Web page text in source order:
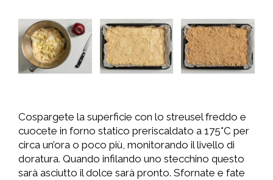
Cospargete la superficie con lo streusel freddo e
cuocete in forno statico preriscaldato a 175°C per
circa un’ora o poco più, monitorando il livello di
doratura. Quando infilando uno stecchino questo
sarà asciutto il dolce sarà pronto. Sfornate e fate